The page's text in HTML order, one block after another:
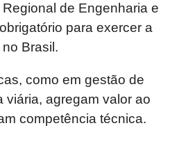
de Engenharia e
para exercer a
Brasil.
como em gestão de
viária, agregam valor ao
competência técnica.